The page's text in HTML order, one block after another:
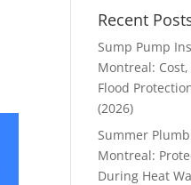
Recent
Sump Pump
Montreal:
Flood
(2026)
Summer
Montreal:
During Heat